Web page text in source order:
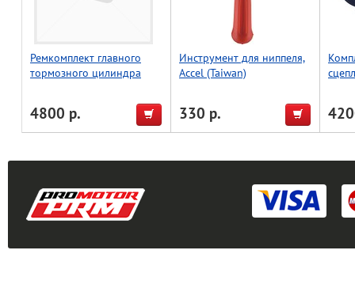
Ремкомплект главного
тормозного цилиндра
SXF250/350/450 14-22
18-1035
4800 р.
Инструмент для ниппеля,
Accel (Taiwan)
330 р.